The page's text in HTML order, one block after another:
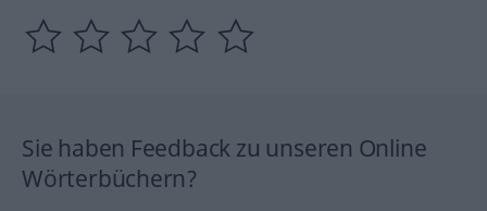
Sie haben Feedback zu unseren Online
Wörterbüchern?